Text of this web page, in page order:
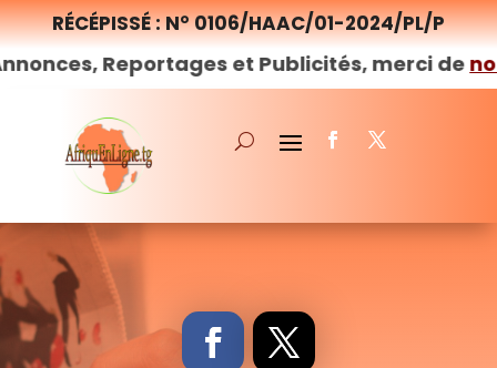
RÉCÉPISSÉ : N° 0106/HAAC/01-2024/PL/P
et Publicités, merci denous